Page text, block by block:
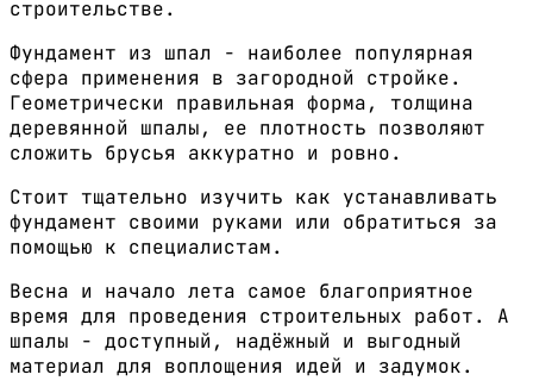
строительстве.
Фундамент из шпал - наиболее популярная
сфера применения в загородной стройке.
Геометрически правильная форма, толщина
деревянной шпалы, ее плотность позволяют
сложить брусья аккуратно и ровно.
Стоит тщательно изучить как устанавливать
фундамент своими руками или обратиться за
помощью к специалистам.
Весна и начало лета самое благоприятное
время для проведения строительных работ. А
шпалы - доступный, надёжный и выгодный
материал для воплощения идей и задумок.